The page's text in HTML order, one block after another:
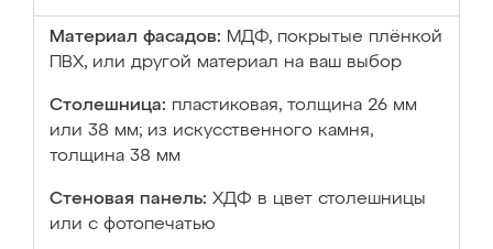
Материал фасадов: МДФ, покрытые плёнкой
ПВХ, или другой материал на ваш выбор
Столешница: пластиковая, толщина 26 мм
или 38 мм; из искусственного камня,
толщина 38 мм
Стеновая панель: ХДФ в цвет столешницы
или с фотопечатью